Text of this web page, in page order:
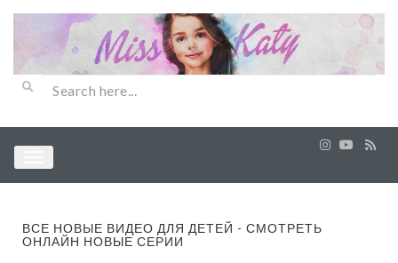
ВСЕ НОВЫЕ ВИДЕО ДЛЯ ДЕТЕЙ - СМОТРЕТЬ
ОНЛАЙН НОВЫЕ СЕРИИ